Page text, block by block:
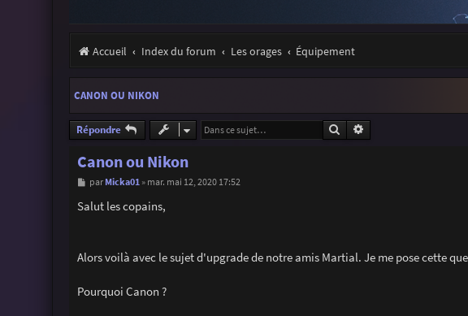
Accueil Index du forum Les orages Équipement
CANON OU NIKON
Répondre Rechercher
Canon ou Nikon
M
s
s
par Micka01 » mar. mai 12, 2020 17:52
Salut les copains,
Alors voilà avec le sujet d'upgrade de notre amis Martial. Je me pose cette
Pourquoi Canon ?